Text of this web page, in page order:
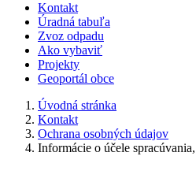
Kontakt
Úradná tabuľa
Zvoz odpadu
Ako vybaviť
Projekty
Geoportál obce
Úvodná stránka
Kontakt
Ochrana osobných údajov
Informácie o účele